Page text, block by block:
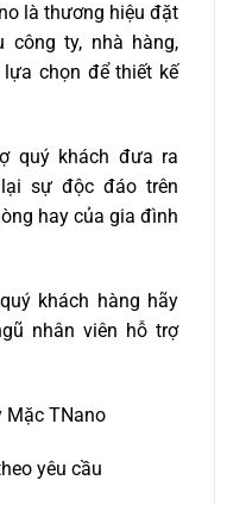
là thương hiệu đặt
công ty, nhà hàng,
chọn để thiết kế
quý khách đưa ra
sự độc đáo trên
hay của gia đình
khách hàng hãy
nhân viên hỗ trợ
Mặc TNano
yêu cầu